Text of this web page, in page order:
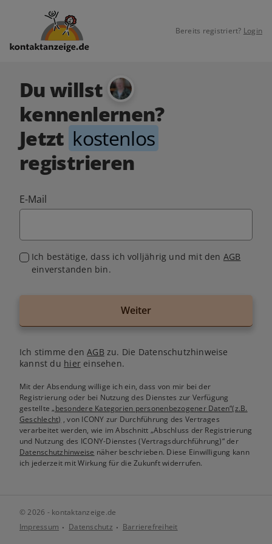
Bereits registriert? Login
Du willst
kennenlernen?
Jetzt kostenlos
registrieren
E-Mail
Ich bestätige, dass ich volljährig und mit den AGB
einverstanden bin.
Weiter
Ich stimme denAGB zu. Die Datenschutzhinweise
kannst du hiereinsehen.
Mit der Absendung willige ich ein, dass von mir bei der
Registrierung oder bei Nutzung des Dienstes zur Verfügung
gestellte„besondere Kategorien personenbezogener Daten“(z.B.
Geschlecht) , von ICONY zur Durchführung des Vertrages
verarbeitet werden, wie im Abschnitt „Abschluss der Registrierung
und Nutzung des ICONY-Dienstes (Vertragsdurchführung)“ der
Datenschutzhinweise näher beschrieben. Diese Einwilligung kann
ich jederzeit mit Wirkung für die Zukunft widerrufen.
© 2026 - kontaktanzeige.de
Impressum
Datenschutz Barrierefreiheit